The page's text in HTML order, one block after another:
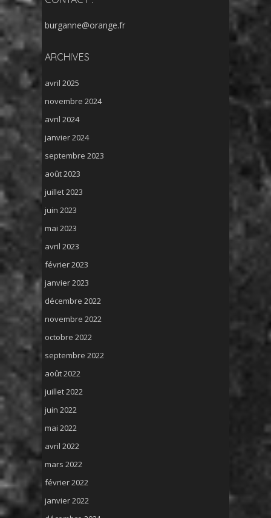
burganne@orange.fr
ARCHIVES
avril 2025
novembre 2024
avril 2024
janvier 2024
septembre 2023
août 2023
juillet 2023
juin 2023
mai 2023
avril 2023
février 2023
janvier 2023
décembre 2022
novembre 2022
octobre 2022
septembre 2022
août 2022
juillet 2022
juin 2022
mai 2022
avril 2022
mars 2022
février 2022
janvier 2022